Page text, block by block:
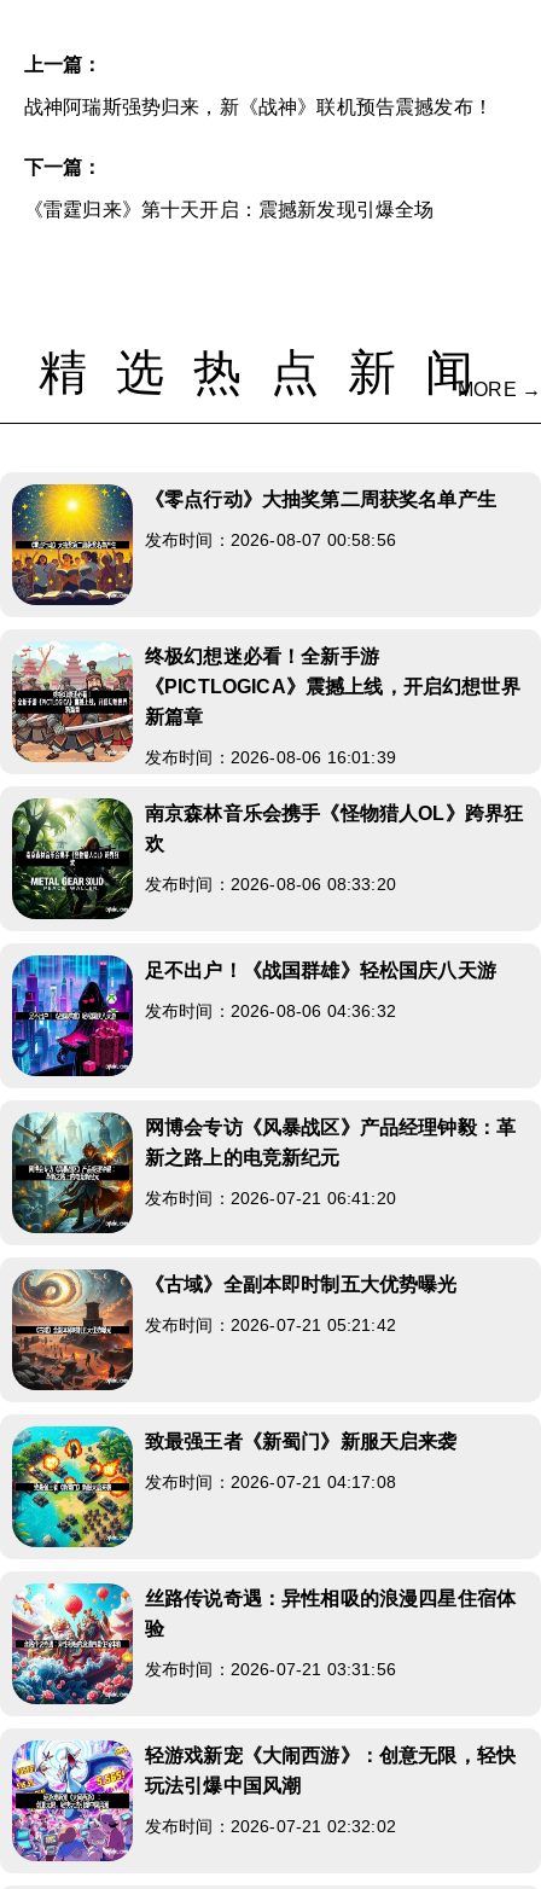
上一篇：
战神阿瑞斯强势归来，新《战神》联机预告震撼发布！
下一篇：
《雷霆归来》第十天开启：震撼新发现引爆全场
精选热点新闻
MORE →
《零点行动》大抽奖第二周获奖名单产生
发布时间：2026-08-07 00:58:56
终极幻想迷必看！全新手游
《PICTLOGICA》震撼上线，开启幻想世界
新篇章
发布时间：2026-08-06 16:01:39
南京森林音乐会携手《怪物猎人OL》跨界狂
欢
发布时间：2026-08-06 08:33:20
足不出户！《战国群雄》轻松国庆八天游
发布时间：2026-08-06 04:36:32
网博会专访《风暴战区》产品经理钟毅：革
新之路上的电竞新纪元
发布时间：2026-07-21 06:41:20
《古域》全副本即时制五大优势曝光
发布时间：2026-07-21 05:21:42
致最强王者《新蜀门》新服天启来袭
发布时间：2026-07-21 04:17:08
丝路传说奇遇：异性相吸的浪漫四星住宿体
验
发布时间：2026-07-21 03:31:56
轻游戏新宠《大闹西游》：创意无限，轻快
玩法引爆中国风潮
发布时间：2026-07-21 02:32:02